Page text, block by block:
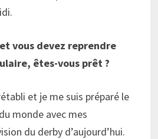
vous devez reprendre
êtes-vous prêt ?
et je me suis préparé le
monde avec mes
du derby d’aujourd’hui.